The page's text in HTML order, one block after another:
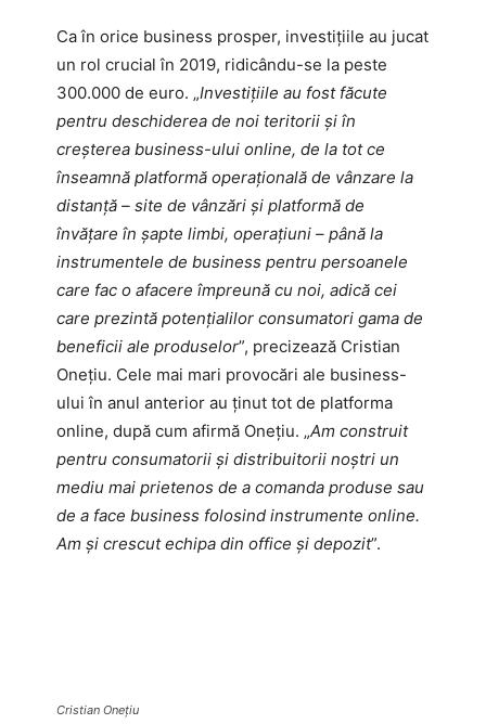
Ca în orice business prosper, investițiile au jucat
un rol crucial în 2019, ridicându-se la peste
300.000 de euro. „Investițiile au fost făcute
pentru deschiderea de noi teritorii și în
creșterea business-ului online, de la tot ce
înseamnă platformă operațională de vânzare la
distanță – site de vânzări și platformă de
învățare în șapte limbi, operațiuni – până la
instrumentele de business pentru persoanele
care fac o afacere împreună cu noi, adică cei
care prezintă potențialilor consumatori gama de
beneficii ale produselor”, precizează Cristian
Onețiu. Cele mai mari provocări ale business-
ului în anul anterior au ținut tot de platforma
online, după cum afirmă Onețiu. „Am construit
pentru consumatorii și distribuitorii noștri un
mediu mai prietenos de a comanda produse sau
de a face business folosind instrumente online.
Am și crescut echipa din office și depozit”.
Cristian Onețiu